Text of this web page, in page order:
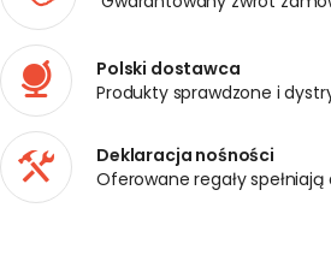
Polski dostawca
Produkty sprawdzone i
Deklaracja nośności
Oferowane regały